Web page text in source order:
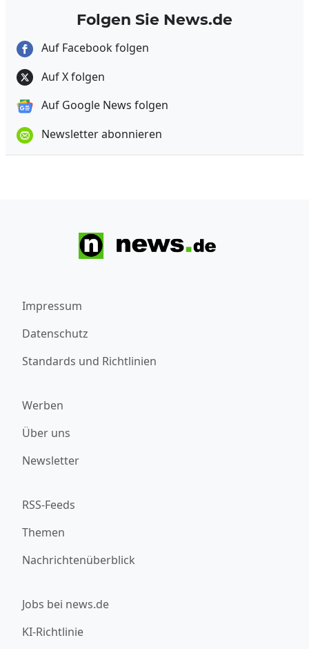
Folgen Sie News.de
Auf Facebook folgen
Auf X folgen
Auf Google News folgen
Newsletter abonnieren
Impressum
Datenschutz
Standards und Richtlinien
Werben
Über uns
Newsletter
RSS-Feeds
Themen
Nachrichtenüberblick
Jobs bei news.de
KI-Richtlinie